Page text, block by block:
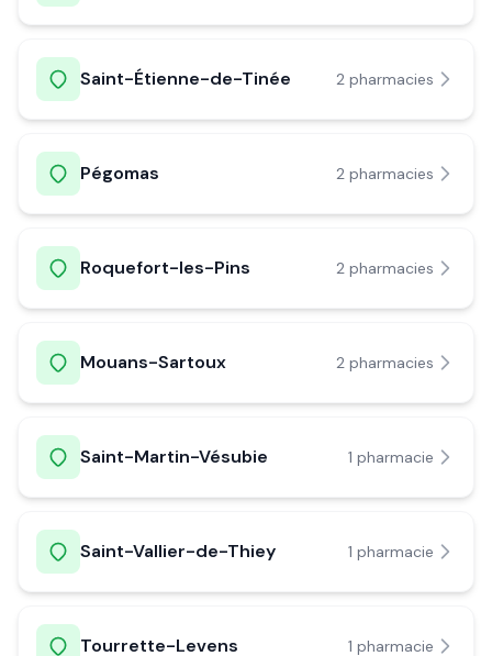
Saint-Étienne-de-Tinée 2 pharmacies
Pégomas 2 pharmacies
Roquefort-les-Pins 2 pharmacies
Mouans-Sartoux 2 pharmacies
Saint-Martin-Vésubie 1 pharmacie
Saint-Vallier-de-Thiey 1 pharmacie
Tourrette-Levens 1 pharmacie